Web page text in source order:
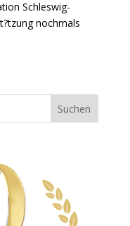
Schleswig-
nochmals
Suchen